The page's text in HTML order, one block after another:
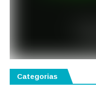
Categorias